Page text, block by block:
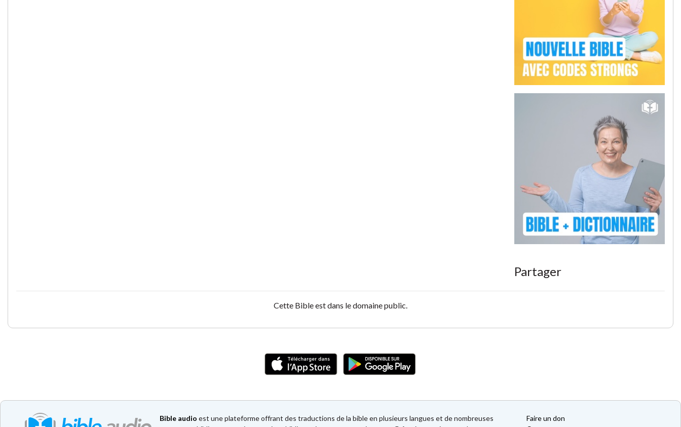
Partager
Cette Bible est dans le domaine public.
Bible audio est une plateforme offrant des traductions de la bible en plusieurs langues et de nombreuses
Faire un don